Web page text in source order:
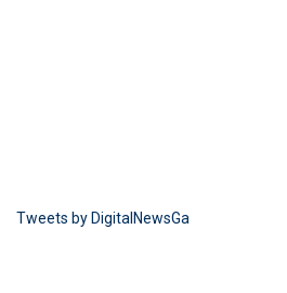
Tweets by DigitalNewsGa